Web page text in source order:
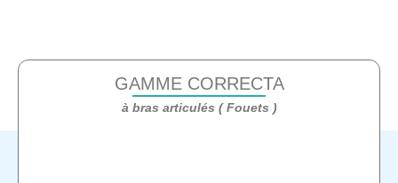
GAMME CORRECTA
à bras articulés ( Fouets )